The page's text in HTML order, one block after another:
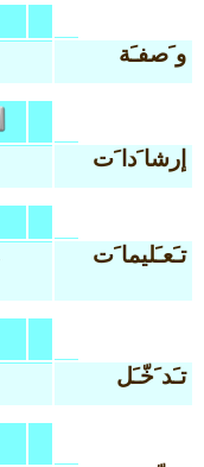
و َصفـَة
إرشا َدا َت
تـَعـَليما َت
تـَد َخّـَل